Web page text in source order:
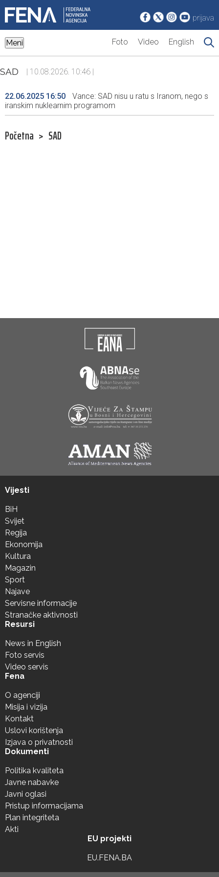
prijava
Meni Foto Video English
SAD | 10.08.2026. 10:46 |
22.06.2025 16:50
Vance: SAD nisu u ratu s Iranom, nego s
iranskim nuklearnim programom
Početna > SAD
Vijesti
BiH
Svijet
Regija
Ekonomija
Kultura
Magazin
Sport
Najave
Servisne informacije
Stranačke aktivnosti
Resursi
News in English
Foto servis
Video servis
Fena
O agenciji
Misija i vizija
Kontakt
Uslovi korištenja
Izjava o privatnosti
Dokumenti
Politika kvaliteta
Javne nabavke
Javni oglasi
Pristup informacijama
Plan integriteta
Akti
EU projekti
EU.FENA.BA